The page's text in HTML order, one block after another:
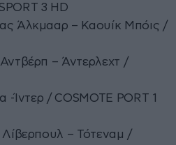
3 HD
Άλκμααρ – Καουίκ Μπόις /
– Άντερλεχτ /
-Ίντερ / COSMOTE PORT 1
Λίβερπουλ – Τότεναμ /